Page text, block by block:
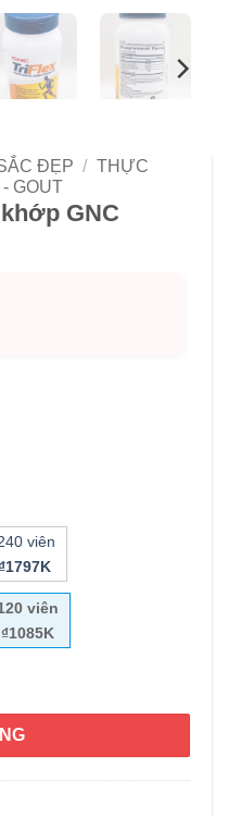
ĐẸP / THỰC
GOUT
GNC
viên
₫1797K
viên
₫1085K
120 Caplets số lượng